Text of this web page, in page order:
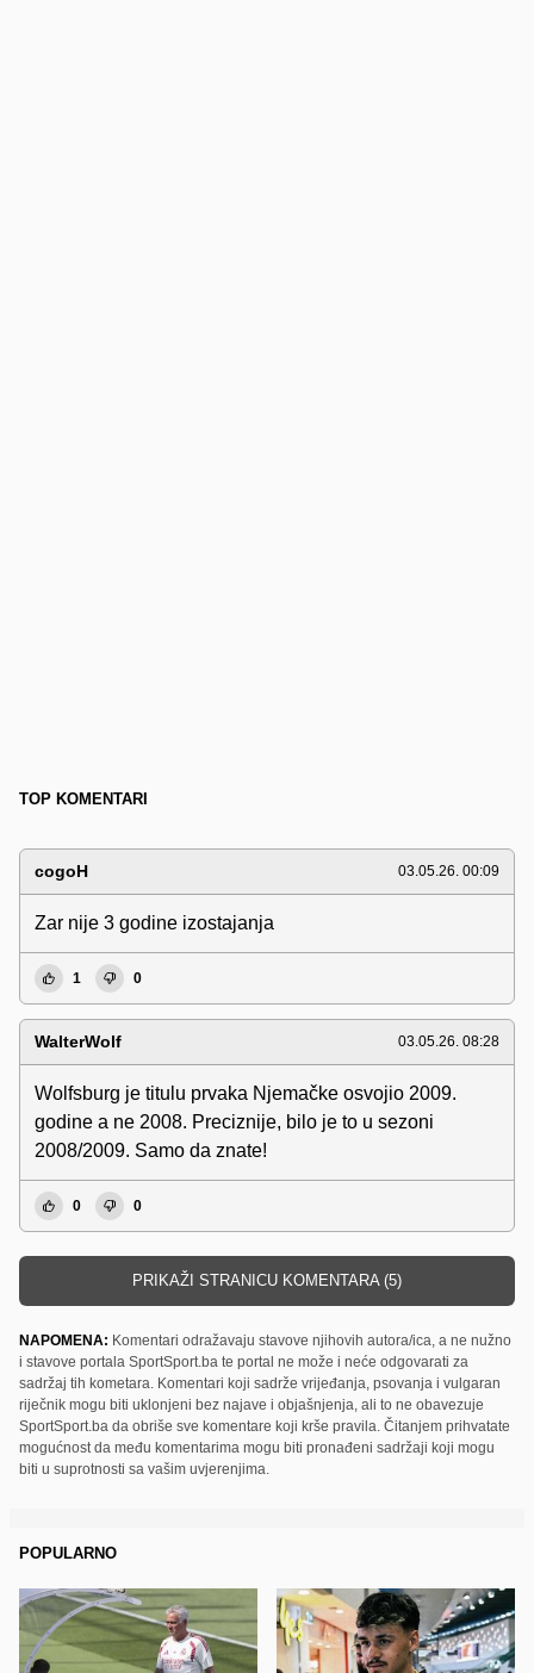
TOP KOMENTARI
cogoH 03.05.26. 00:09
Zar nije 3 godine izostajanja
1 0
WalterWolf 03.05.26. 08:28
Wolfsburg je titulu prvaka Njemačke osvojio 2009.
godine a ne 2008. Preciznije, bilo je to u sezoni
2008/2009. Samo da znate!
0 0
PRIKAŽI STRANICU KOMENTARA (5)
NAPOMENA: Komentari odražavaju stavove njihovih autora/ica, a ne nužno
i stavove portala SportSport.ba te portal ne može i neće odgovarati za
sadržaj tih kometara. Komentari koji sadrže vrijeđanja, psovanja i vulgaran
riječnik mogu biti uklonjeni bez najave i objašnjenja, ali to ne obavezuje
SportSport.ba da obriše sve komentare koji krše pravila. Čitanjem prihvatate
mogućnost da među komentarima mogu biti pronađeni sadržaji koji mogu
biti u suprotnosti sa vašim uvjerenjima.
POPULARNO